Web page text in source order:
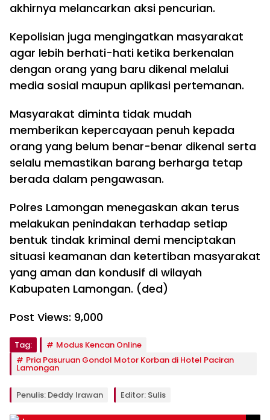
akhirnya melancarkan aksi pencurian.
Kepolisian juga mengingatkan masyarakat
agar lebih berhati-hati ketika berkenalan
dengan orang yang baru dikenal melalui
media sosial maupun aplikasi pertemanan.
Masyarakat diminta tidak mudah
memberikan kepercayaan penuh kepada
orang yang belum benar-benar dikenal serta
selalu memastikan barang berharga tetap
berada dalam pengawasan.
Polres Lamongan menegaskan akan terus
melakukan penindakan terhadap setiap
bentuk tindak kriminal demi menciptakan
situasi keamanan dan ketertiban masyarakat
yang aman dan kondusif di wilayah
Kabupaten Lamongan. (ded)
Post Views: 9,000
Tag:
Modus Kencan Online
Pria Pasuruan Gondol Motor Korban di Hotel Paciran
Lamongan
Penulis: Deddy Irawan Editor: Sulis